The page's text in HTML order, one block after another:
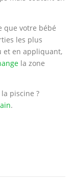
que votre bébé
les plus
et en appliquant,
la zone
piscine ?
.